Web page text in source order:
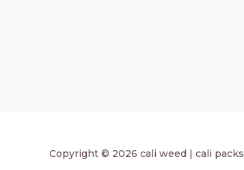
Copyright © 2026 cali weed | cali packs